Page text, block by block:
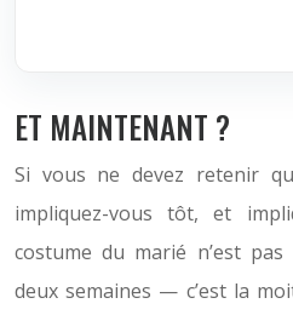
ET MAINTENANT ?
Si vous ne devez retenir
impliquez-vous tôt, et
costume du marié n’est
deux semaines — c’est la